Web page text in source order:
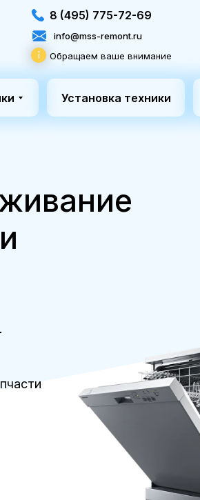
8 (495) 775-72-69
info@mss-remont.ru
Установка техники
Обращаем ваше внимание